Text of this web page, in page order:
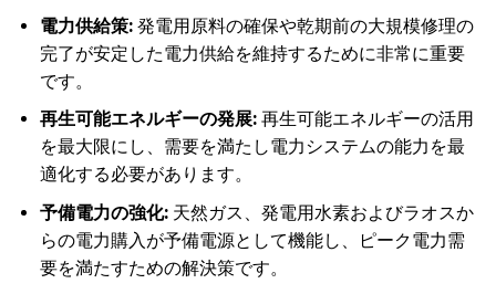
電力供給策:発電用原料の確保や乾期前の大規模修理の
完了が安定した電力供給を維持するために非常に重要
です。
再生可能エネルギーの発展:再生可能エネルギーの活用
を最大限にし、需要を満たし電力システムの能力を最
適化する必要があります。
予備電力の強化:天然ガス、発電用水素およびラオスか
らの電力購入が予備電源として機能し、ピーク電力需
要を満たすための解決策です。